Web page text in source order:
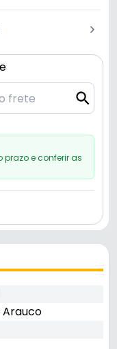
prazo e conferir as